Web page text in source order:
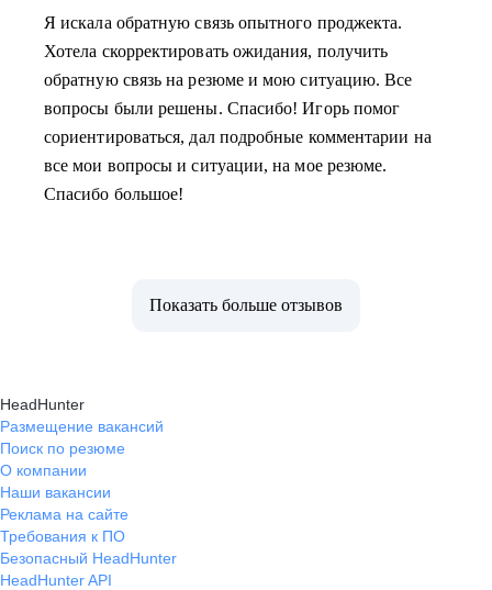
Я искала обратную связь опытного проджекта.
Хотела скорректировать ожидания, получить
обратную связь на резюме и мою ситуацию. Все
вопросы были решены. Спасибо! Игорь помог
сориентироваться, дал подробные комментарии на
все мои вопросы и ситуации, на мое резюме.
Спасибо большое!
Показать больше отзывов
HeadHunter
Размещение вакансий
Поиск по резюме
О компании
Наши вакансии
Реклама на сайте
Требования к ПО
Безопасный HeadHunter
HeadHunter API